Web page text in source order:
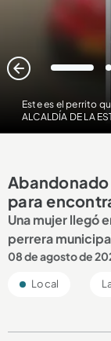
Este es el perrito
ALCALDÍA DE LA
1 2
para
Una mujer llegó
perrera
08 de agosto de
Local